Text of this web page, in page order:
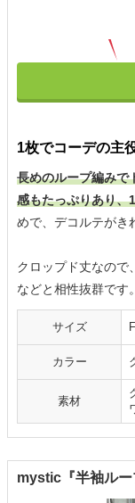
1枚でコーデの主
長めのループ編みで
感もたっぷりあり、
めで、デコルテがき
クロップド丈なので
などと相性抜群です。
サイズ
カラー
素材
mystic『半袖ルー